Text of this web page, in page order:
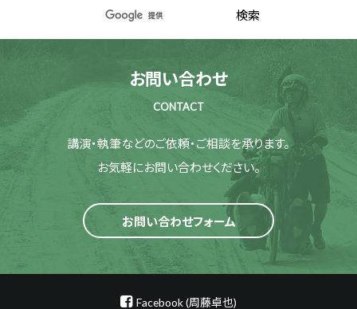
お問い合わせ
CONTACT
講演・執筆などのご依頼・ご相談を承ります。
お気軽にお問い合わせください。
お問い合わせフォーム
Facebook (周藤卓也)